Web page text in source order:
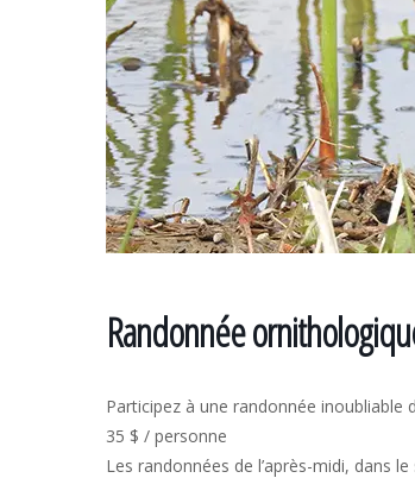
Randonnée
Participez à une randonnée inoubliable
35 $ / personne
Les randonnées de l’après-midi, dans